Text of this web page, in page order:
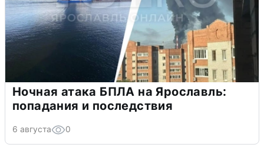
Ночная атака БПЛА на Ярославль:
попадания и последствия
6 августа 0